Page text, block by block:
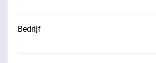
Bedrijf